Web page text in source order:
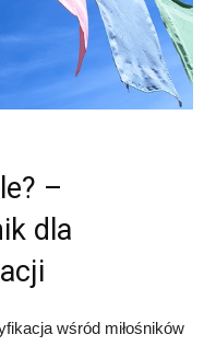
–
dla
wśród miłośników